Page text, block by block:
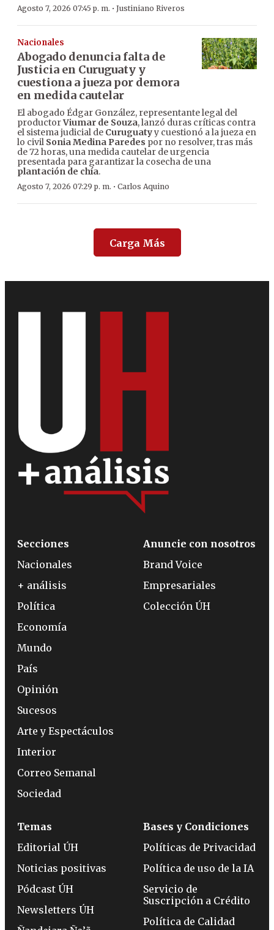
Agosto 7, 2026 07:45 p. m. · Justiniano Riveros
Nacionales
Abogado denuncia falta de
Justicia en Curuguaty y
cuestiona a jueza por demora
en medida cautelar
El abogado Édgar González, representante legal del
productorViumar de Souza, lanzó duras críticas contra
el sistema judicial de Curuguatyy cuestionó a la jueza en
lo civil Sonia Medina Paredes por no resolver, tras más
de 72 horas, una medida cautelar de urgencia
presentada para garantizar la cosecha de una
plantación de chía.
Agosto 7, 2026 07:29 p. m. · Carlos Aquino
Carga Más
Secciones
Nacionales
+ análisis
Política
Economía
Mundo
País
Opinión
Sucesos
Arte y Espectáculos
Interior
Correo Semanal
Sociedad
Anuncie con nosotros
Brand Voice
Empresariales
Colección ÚH
Temas
Editorial ÚH
Noticias positivas
Pódcast ÚH
Newsletters ÚH
Bases y Condiciones
Políticas de Privacidad
Política de uso de la IA
Servicio de
Suscripción a Crédito
Política de Calidad